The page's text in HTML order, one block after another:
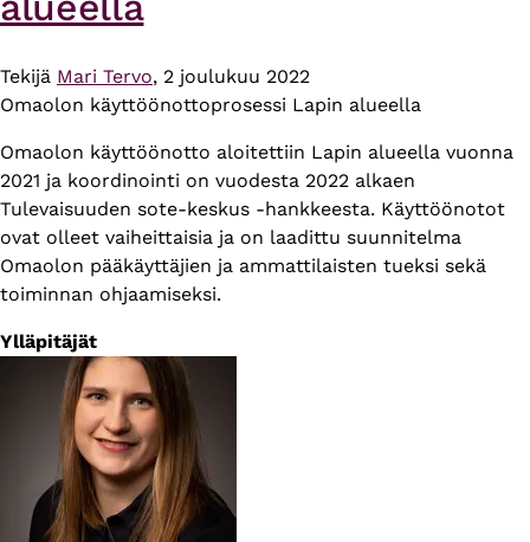
Tekijä Mari Tervo, 2 joulukuu 2022
Omaolon käyttöönottoprosessi Lapin alueella
Omaolon käyttöönotto aloitettiin Lapin alueella vuonna
2021 ja koordinointi on vuodesta 2022 alkaen
Tulevaisuuden sote-keskus -hankkeesta. Käyttöönotot
ovat olleet vaiheittaisia ja on laadittu suunnitelma
Omaolon pääkäyttäjien ja ammattilaisten tueksi sekä
toiminnan ohjaamiseksi.
Ylläpitäjät